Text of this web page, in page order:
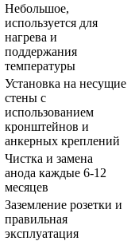
Небольшое,
используется для
нагрева и
поддержания
температуры
Установка на несущие
стены с
использованием
кронштейнов и
анкерных креплений
Чистка и замена
анода каждые 6-12
месяцев
Заземление розетки и
правильная
эксплуатация